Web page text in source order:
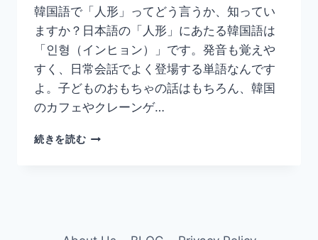
韓国語で「人形」ってどう言うか、知ってい
ますか？日本語の「人形」にあたる韓国語は
「인형（インヒョン）」です。発音も覚えや
すく、日常会話でよく登場する単語なんです
よ。子どものおもちゃの話はもちろん、韓国
のカフェやクレーンゲ…
続きを読む韓